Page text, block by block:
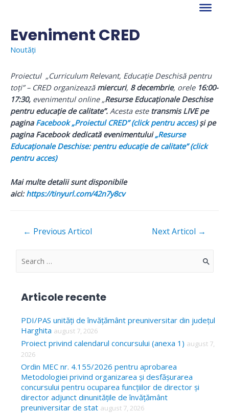
contentEveniment CRED
Noutăți
Proiectul „Curriculum Relevant, Educație Deschisă pentru
toți” – CRED organizează miercuri, 8 decembrie, orele 16:00-
17:30, evenimentul online „Resurse Educaționale Deschise
pentru educație de calitate”. Acesta este transmis LIVE pe
pagina Facebook „Proiectul CRED” (click pentru acces)și pe
pagina Facebook dedicată evenimentului„Resurse
Educaționale Deschise: pentru educație de calitate” (click
pentru acces)
Mai multe detalii sunt disponibile
aici:https://tinyurl.com/42n7y8cv
Navigare
← Previous Articol Next Articol →
S
c
h
f
o
r
Articole recente
PDI/PAS unități de învățământ preuniversitar din județul
Harghita august 7, 2026
Proiect privind calendarul concursului (anexa 1) august 7,
2026
Ordin MEC nr. 4.155/2026 pentru aprobarea
Metodologiei privind organizarea și desfășurarea
concursului pentru ocuparea funcțiilor de director și
director adjunct dinunitățile de învățământ
preuniversitar de stat august 7, 2026